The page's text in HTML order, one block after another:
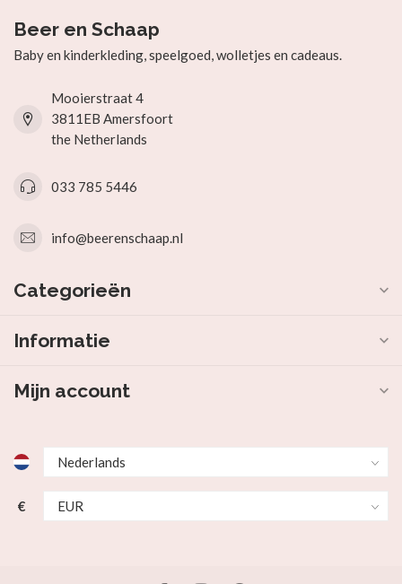
Beer en Schaap
Baby en kinderkleding, speelgoed, wolletjes en cadeaus.
Mooierstraat 4
3811EB Amersfoort
the Netherlands
033 785 5446
info@beerenschaap.nl
Categorieën
Informatie
Mijn account
€